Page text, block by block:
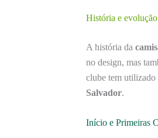
História e
A história da
no design, mas
clube tem utilizado
Salvador.
Início e Primeiras